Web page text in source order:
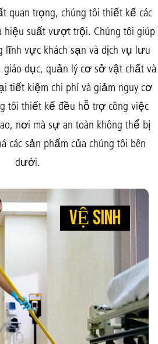
quan trọng, chúng tôi thiết kế các
hiệu suất vượt trội. Chúng tôi giúp
lĩnh vực khách sạn và dịch vụ lưu
giáo dục, quản lý cơ sở vật chất và
tiết kiệm chi phí và giảm nguy cơ
tôi thiết kế đều hỗ trợ công việc
nơi mà sự an toàn không thể bị
các sản phẩm của chúng tôi bên
dưới.
VỆ SINH
VỆ SINH
ĐỂ BÁC SĨ CÓ
BỎ NHIỄM TRÙNG
ngũ nhân viên vệ sinh nhanh
Khăn lau sợi nhỏ Microfiber,
HYGEN™ và hệ thống lau nhà
tôi giúp giảm vi khuẩn, tạo
hơn để bệnh nhân có thể